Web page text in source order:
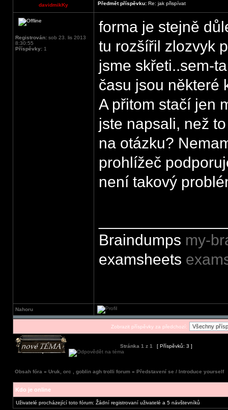
davidmikKy Předmět příspěvku: Re: jak přispívat
Registrován: sob 23. lis 2013
8:30:55
Příspěvky: 1
forma je stejně
tu rozšířil zlozvyk
jsme skřeti..sem-
času jsou některé
A přitom stačí jen
jste napsali, než
na otázku?
prohlížeč
není takový
Braindumps my-
examsheets
Nahoru
Zobrazit příspěvky za předchozí:
Stránka 1 z 1 [ Příspěvků: 3 ]
Obsah fóra » Uruk, orc , goblin agh trolli forum » Představení se / Introduce yourself
Kdo je online
Uživatelé procházející toto fórum: Žádní registrovaní uživatelé a 5 návštevníků